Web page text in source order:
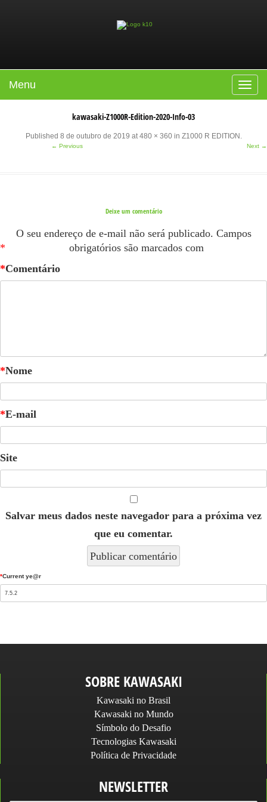
Toggle
Menu
kawasaki-Z1000R-Edition-2020-Info-03
Published 8 de outubro de 2019 at480 × 360in Z1000 R EDITION .
← Previous Next →
Deixe um comentário
O seu endereço de e-mail não será publicado. Campos
obrigatórios são marcados com
*
Comentário
*
Nome
*
E-mail
*
Site
Salvar meus dados neste navegador para a próxima vez
que eu comentar.
Current ye@r
*
SOBRE KAWASAKI
Kawasaki no Brasil
Kawasaki no Mundo
Símbolo do Desafio
Tecnologias Kawasaki
Política de Privacidade
NEWSLETTER